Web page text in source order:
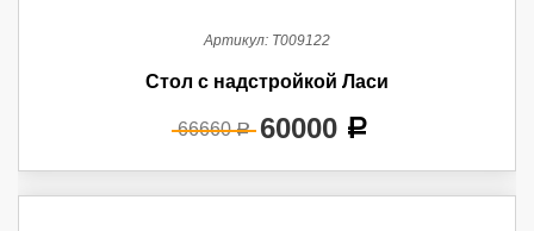
Артикул: Т009122
Стол с надстройкой Ласи
66660a 60000 a